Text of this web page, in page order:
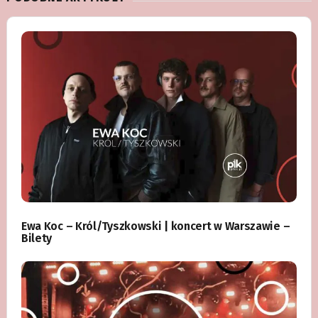
Ewa Koc – Król/Tyszkowski | koncert w Warszawie –
Bilety